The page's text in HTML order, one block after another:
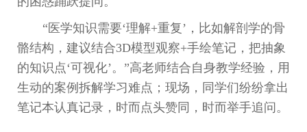
“医学知识需要‘理解+重复’ ，比如解剖学的骨
骼结构，建议结合3D模型观察+手绘笔记，把抽象
的知识点‘可视化’。 ”高老师结合自身教学经验，用
生动的案例拆解学习难点；现场，同学们纷纷拿出
笔记本认真记录，时而点头赞同，时而举手追问。